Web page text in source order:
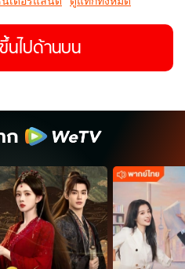
นไปด้านบน
ก